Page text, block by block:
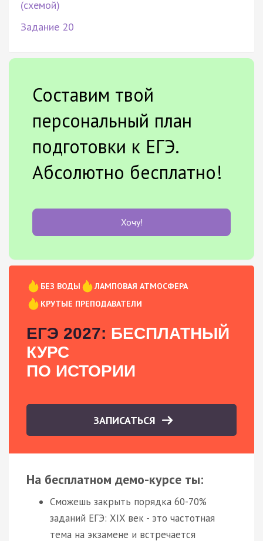
(схемой)
Задание 20
Составим твой
персональный план
подготовки к ЕГЭ.
Абсолютно бесплатно!
Хочу!
БЕЗ ВОДЫ
ЛАМПОВАЯ АТМОСФЕРА
КРУТЫЕ ПРЕПОДАВАТЕЛИ
ЕГЭ 2027: БЕСПЛАТНЫЙ
КУРС
ПО ИСТОРИИ
ЗАПИСАТЬСЯ
На бесплатном демо-курсе ты:
Сможешь закрыть порядка 60-70%
заданий ЕГЭ: XIX век - это частотная
тема на экзамене и встречается